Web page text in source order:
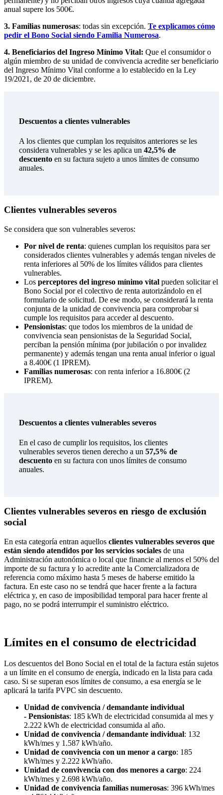
anual supere los 500€.
3. Familias numerosas: todas sin excepción. Te explicamos cómo
pedir el Bono Social siendo Familia Numerosa.
4. Beneficiarios del Ingreso Mínimo Vital: Que el consumidor o
algún miembro de su unidad de convivencia acredite ser beneficiario
del Ingreso Mínimo Vital conforme a lo establecido en la Ley
19/2021, de 20 de diciembre.
Descuentos a clientes vulnerables
A los clientes que cumplan los requisitos anteriores se les
considera vulnerables y se les aplica un 42,5% de
descuento en su factura sujeto a unos límites de consumo
anuales.
Clientes vulnerables severos
Se considera que son vulnerables severos:
Por nivel de renta: quienes cumplan los requisitos para ser
considerados clientes vulnerables y además tengan niveles de
renta inferiores al 50% de los límites válidos para clientes
vulnerables.
Los perceptores del ingreso mínimo vital pueden solicitar el
Bono Social por el colectivo de renta autorizándolo en el
formulario de solicitud. De ese modo, se considerará la renta
conjunta de la unidad de convivencia para comprobar si
cumple los requisitos para acceder al descuento.
Pensionistas: que todos los miembros de la unidad de
convivencia sean pensionistas de la Seguridad Social,
perciban la pensión mínima (por jubilación o por invalidez
permanente) y además tengan una renta anual inferior o igual
a 8.400€ (1 IPREM).
Familias numerosas: con renta inferior a 16.800€ (2
IPREM).
Descuentos a clientes vulnerables severos
En el caso de cumplir los requisitos, los clientes
vulnerables severos tienen derecho a un 57,5% de
descuento en su factura con unos límites de consumo
anuales.
Clientes vulnerables severos en riesgo de exclusión
social
En esta categoría entran aquellos clientes vulnerables severos que
están siendo atendidos por los servicios sociales de una
Administración autonómica o local que financie al menos el 50% del
importe de su factura y lo acredite ante la Comercializadora de
referencia como máximo hasta 5 meses de haberse emitido la
factura. En este caso no se tendrá que hacer frente a la factura
eléctrica y, en caso de imposibilidad temporal para hacer frente al
pago, no se podrá interrumpir el suministro eléctrico.
Límites en el consumo de electricidad
Los descuentos del Bono Social en el total de la factura están sujetos
a un límite en el consumo de energía, indicado en la lista para cada
caso. Si se superan esos límites de consumo, a esa energía se le
aplicará la tarifa PVPC sin descuento.
Unidad de convivencia / demandante individual
- Pensionistas: 185 kWh de electricidad consumida al mes y
2.222 kWh de electricidad consumida al año.
Unidad de convivencia / demandante individual: 132
kWh/mes y 1.587 kWh/año.
Unidad de convivencia con un menor a cargo: 185
kWh/mes y 2.222 kWh/año.
Unidad de convivencia con dos menores a cargo: 224
kWh/mes y 2.698 kWh/año.
Unidad de convivencia familias numerosas: 396 kWh/mes